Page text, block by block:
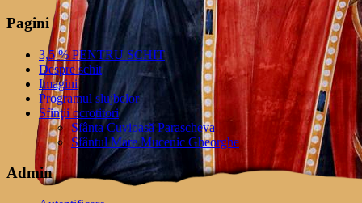
Pagini
3,5 % PENTRU SCHIT
Despre schit
Imagini
Programul slujbelor
Sfinţii ocrotitori
Sfânta Cuvioasă Parascheva
Sfântul Mare Mucenic Gheorghe
Admin